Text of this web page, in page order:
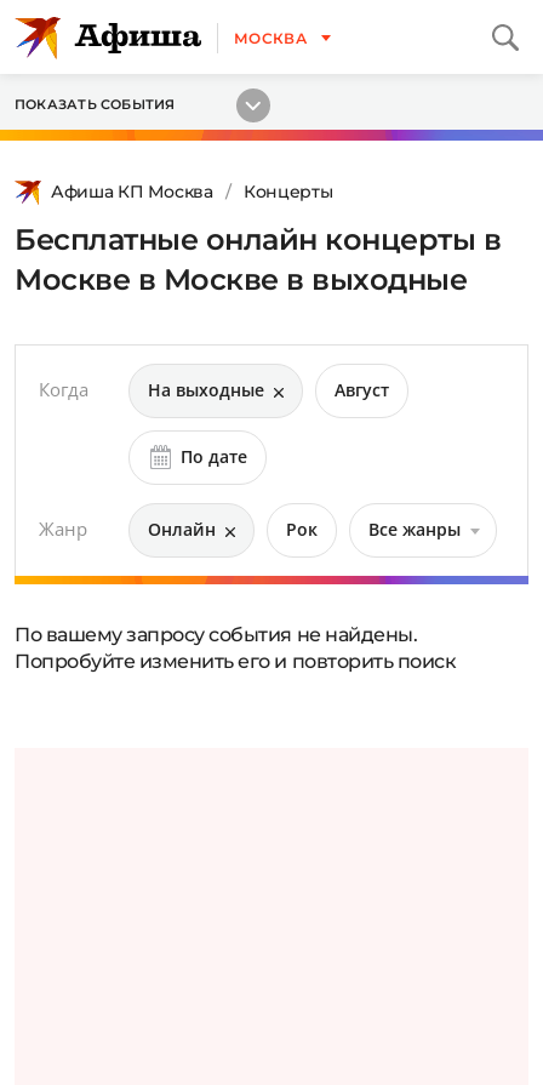
МОСКВА
ПОКАЗАТЬ СОБЫТИЯ
Афиша КП Москва Концерты
Бесплатные онлайн концерты в
Москве в Москве в выходные
Когда На выходные Август
По дате
Жанр Онлайн Рок Все жанры
По вашему запросу события не найдены.
Попробуйте изменить его и повторить поиск